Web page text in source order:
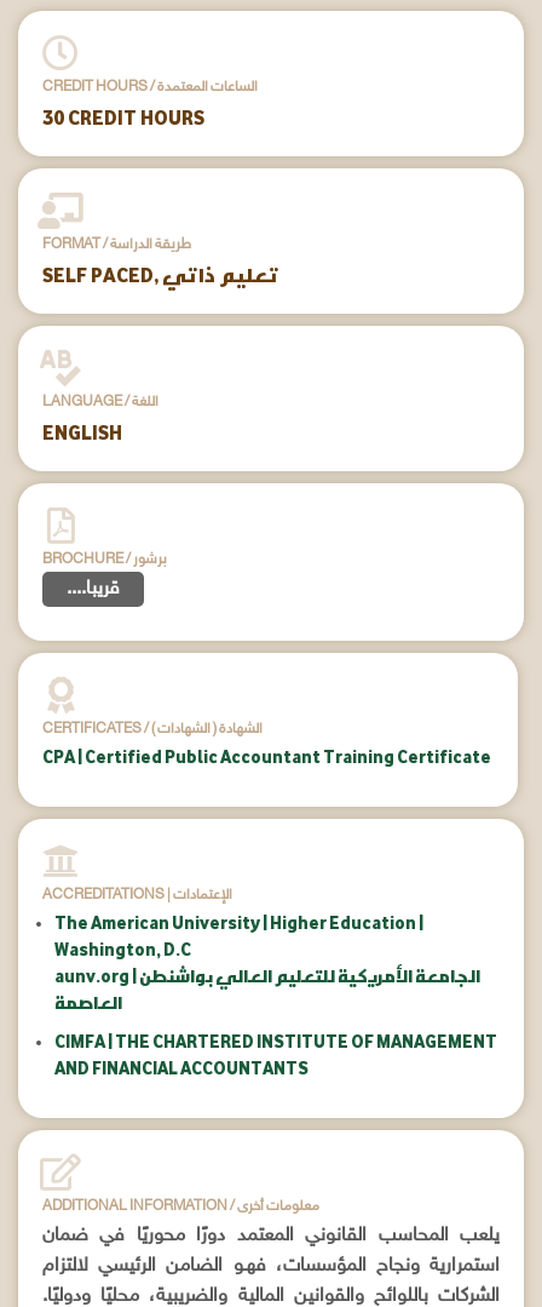
CREDIT HOURS / الساعات المعتمدة
30 CREDIT HOURS
FORMAT / طريقة الدراسة
SELF PACED, تعليم ذاتي
LANGUAGE / اللغة
ENGLISH
BROCHURE / برشور
....قريبا
CERTIFICATES / ( الشهادات ) الشهادة
CPA | Certified Public Accountant Training Certificate
ACCREDITATIONS | الإعتمادات
The American University | Higher Education |
Washington, D.C
aunv.org | الجامعة الأمريكية للتعليم العالي بواشنطن
العاصمة
CIMFA | THE CHARTERED INSTITUTE OF MANAGEMENT
AND FINANCIAL ACCOUNTANTS
ADDITIONAL INFORMATION / معلومات أخرى
يلعب المحاسب القانوني المعتمد دورًا محوريًا في ضمان
استمرارية ونجاح المؤسسات، فهـو الضامن الرئيسي لالتزام
الشركات باللوائح والقوانين المالية والضريبية، محليًا ودوليًا.